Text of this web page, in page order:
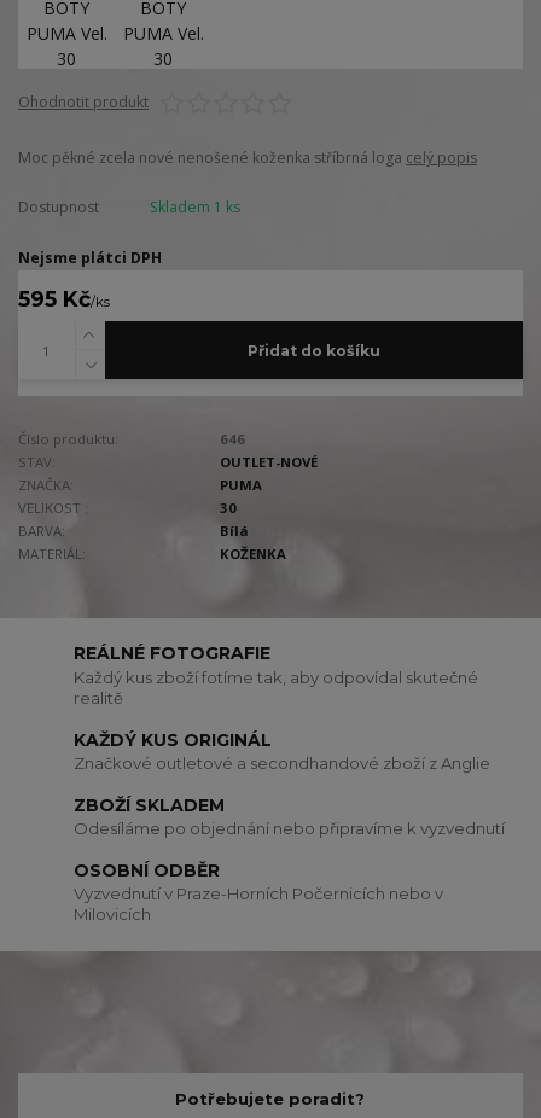
Ohodnotit produkt
Moc pěkné zcela nové nenošené koženka stříbrná loga celý popis
Dostupnost Skladem 1 ks
Nejsme plátci DPH
595 Kč/ks
Přidat do košíku
Číslo produktu:
646
STAV:
OUTLET-NOVÉ
ZNAČKA:
PUMA
VELIKOST :
30
BARVA:
Bílá
MATERIÁL:
KOŽENKA
REÁLNÉ FOTOGRAFIE
Každý kus zboží fotíme tak, aby odpovídal skutečné
realitě
KAŽDÝ KUS ORIGINÁL
Značkové outletové a secondhandové zboží z Anglie
ZBOŽÍ SKLADEM
Odesíláme po objednání nebo připravíme k vyzvednutí
OSOBNÍ ODBĚR
Vyzvednutí v Praze-Horních Počernicích nebo v
Milovicích
Potřebujete poradit?